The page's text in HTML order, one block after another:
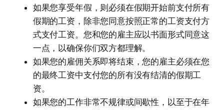
如果您享受年假，则必须在假期开始前支付所有
假期的工资，除非您同意按照正常的工资支付方
式支付工资。您和您的雇主应以书面形式同意这
一点，以确保你们双方都理解。
如果您的雇佣关系即将结束，您的雇主必须在您
的最终工资中支付您的所有没有结清的假期工
资。
如果您的工作非常不规律或间歇性，以至于在年